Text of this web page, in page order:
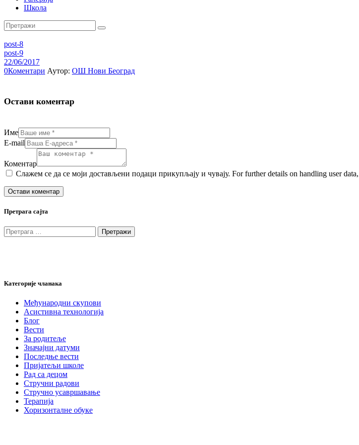
Школа
post-8
post-9
22/06/2017
0Коментари Аутор: ОШ Нови Београд
Остави коментар
Име
E-mail
Коментар
Слажем се да се моји достављени подаци прикупљају и чувају. For further details on handling user
Претрага сајта
Претрага
за:
Категорије чланака
Међународни скупови
Асистивна технологија
Блог
Вести
За родитеље
Значајни датуми
Последње вести
Пријатељи школе
Рад са децом
Стручни радови
Стручно усавршавање
Терапија
Хоризонталне обуке